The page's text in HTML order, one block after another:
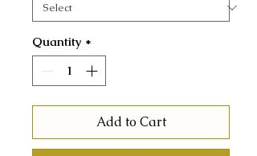
Quantity *
Add to Cart